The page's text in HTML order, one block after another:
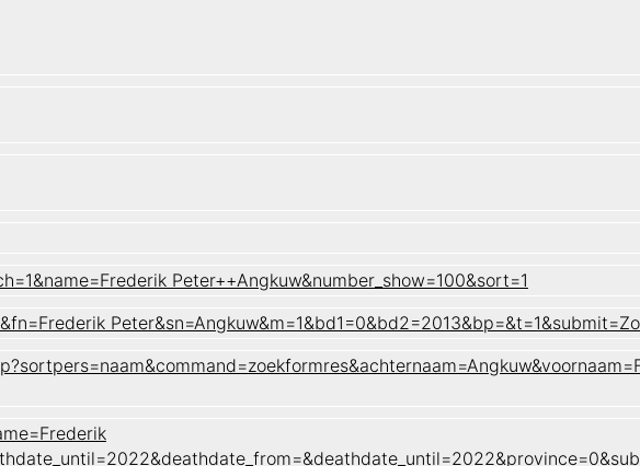
Peter++Angkuw&number_show=100&sort=1